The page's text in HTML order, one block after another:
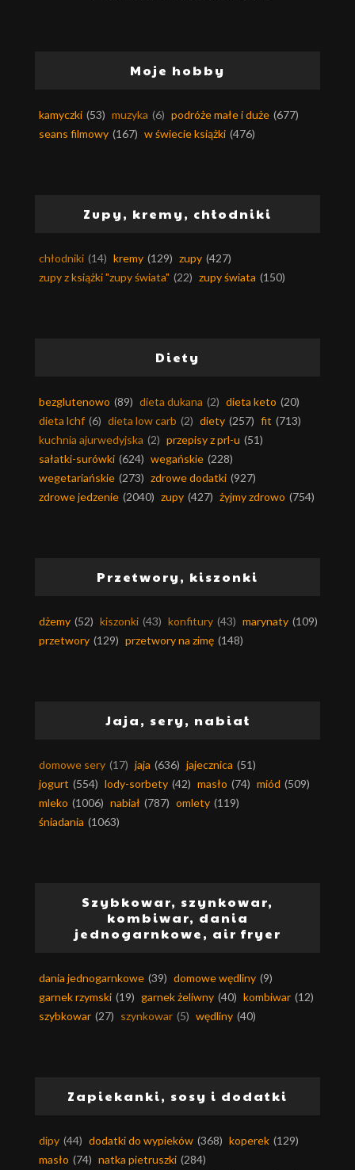
Moje hobby
kamyczki (53) muzyka (6) podróże małe i duże (677)
seans filmowy (167) w świecie książki (476)
Zupy, kremy, chłodniki
chłodniki (14) kremy (129) zupy (427)
zupy z książki "zupy świata" (22) zupy świata (150)
Diety
bezglutenowo (89) dieta dukana (2) dieta keto (20)
dieta lchf (6) dieta low carb (2) diety (257) fit (713)
kuchnia ajurwedyjska (2) przepisy z prl-u (51)
sałatki-surówki (624) wegańskie (228)
wegetariańskie (273) zdrowe dodatki (927)
zdrowe jedzenie (2040) zupy (427) żyjmy zdrowo (754)
Przetwory, kiszonki
dżemy (52) kiszonki (43) konfitury (43) marynaty (109)
przetwory (129) przetwory na zimę (148)
Jaja, sery, nabiał
domowe sery (17) jaja (636) jajecznica (51)
jogurt (554) lody-sorbety (42) masło (74) miód (509)
mleko (1006) nabiał (787) omlety (119)
śniadania (1063)
Szybkowar, szynkowar,
kombiwar, dania
jednogarnkowe, air fryer
dania jednogarnkowe (39) domowe wędliny (9)
garnek rzymski (19) garnek żeliwny (40) kombiwar (12)
szybkowar (27) szynkowar (5) wędliny (40)
Zapiekanki, sosy i dodatki
dipy (44) dodatki do wypieków (368) koperek (129)
masło (74) natka pietruszki (284)